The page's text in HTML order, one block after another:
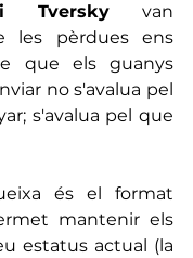
Tversky van
les pèrdues ens
que els guanys
no s'avalua pel
s'avalua pel que
és el format
mantenir els
estatus actual (la